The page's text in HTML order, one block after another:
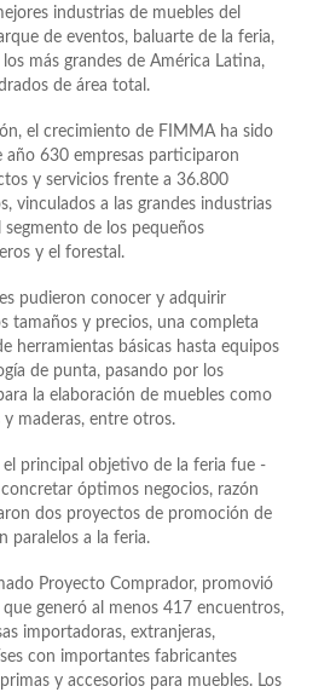
industrias de muebles del
de eventos, baluarte de la feria,
más grandes de América Latina,
de área total.
el crecimiento de FIMMA ha sido
año 630 empresas participaron
y servicios frente a 36.800
vinculados a las grandes industrias
de los pequeños
y el forestal.
pudieron conocer y adquirir
tamaños y precios, una completa
herramientas básicas hasta equipos
de punta, pasando por los
la elaboración de muebles como
y maderas, entre otros.
principal objetivo de la feria fue -
óptimos negocios, razón
dos proyectos de promoción de
paralelos a la feria.
Proyecto Comprador, promovió
generó al menos 417 encuentros,
importadoras, extranjeras,
con importantes fabricantes
y accesorios para muebles. Los